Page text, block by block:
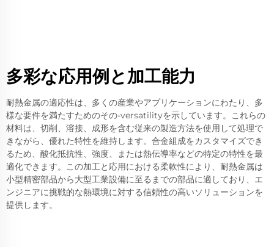
多彩な応用例と加工能力
耐熱金属の適応性は、多くの産業やアプリケーションにわたり、多
様な要件を満たすためのその-versatilityを示しています。これらの
材料は、切削、溶接、成形を含む従来の製造方法を使用して処理で
きながら、優れた特性を維持します。合金組成をカスタマイズでき
るため、酸化抵抗性、強度、または熱伝導率などの特定の特性を最
適化できます。この加工と応用における柔軟性により、耐熱金属は
小型精密部品から大型工業設備に至るまでの部品に適しており、エ
ンジニアに挑戦的な熱環境に対する信頼性の高いソリューションを
提供します。